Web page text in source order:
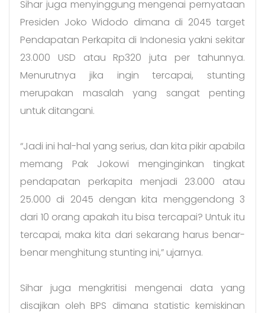
Sihar juga menyinggung mengenai pernyataan
Presiden Joko Widodo dimana di 2045 target
Pendapatan Perkapita di Indonesia yakni sekitar
23.000 USD atau Rp320 juta per tahunnya.
Menurutnya jika ingin tercapai, stunting
merupakan masalah yang sangat penting
untuk ditangani.
“Jadi ini hal-hal yang serius, dan kita pikir apabila
memang Pak Jokowi menginginkan tingkat
pendapatan perkapita menjadi 23.000 atau
25.000 di 2045 dengan kita menggendong 3
dari 10 orang apakah itu bisa tercapai? Untuk itu
tercapai, maka kita dari sekarang harus benar-
benar menghitung stunting ini,” ujarnya.
Sihar juga mengkritisi mengenai data yang
disajikan oleh BPS dimana statistic kemiskinan